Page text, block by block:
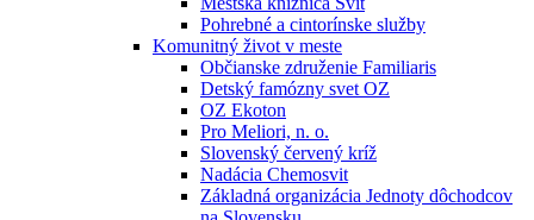
Pohrebné a cintorínske služby
Komunitný život v meste
Občianske združenie Familiaris
Detský famózny svet OZ
OZ Ekoton
Pro Meliori, n. o.
Slovenský červený kríž
Nadácia Chemosvit
Základná organizácia Jednoty dôchodcov